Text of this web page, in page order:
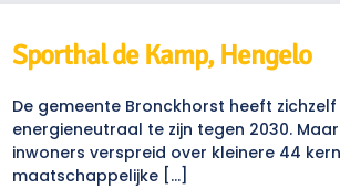
Sporthal de Kamp, Hengelo
De gemeente Bronckhorst heeft
energieneutraal te zijn tegen 2030.
inwoners verspreid over kleinere 44
maatschappelijke […]